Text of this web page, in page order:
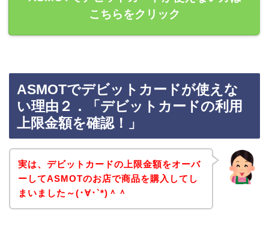
こちらをクリック
ASMOTでデビットカードが使えな
い理由２．「デビットカードの利用
上限金額を確認！」
実は、デビットカードの上限金額をオーバ
ーしてASMOTのお店で商品を購入してし
まいました～(･∀･`*)＾＾